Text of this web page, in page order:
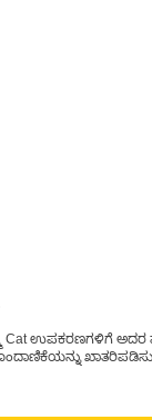
ಉಪಕರಣಗಳಿಗೆ ಅದರ